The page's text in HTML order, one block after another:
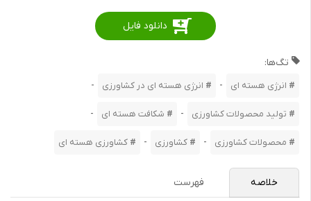
دانلود فایل
تگ‌ها:
انرژی هسته ای - انرژی هسته ای در کشاورزی -
تولید محصولات کشاورزی - شکافت هسته ای -
محصولات کشاورزی - کشاورزی - کشاورزی هسته ای
خلاصه فهرست